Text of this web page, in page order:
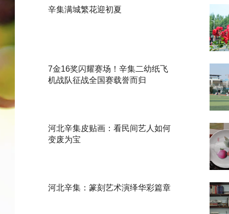
辛集满城繁花迎初夏
7金16奖闪耀赛场！辛集二幼纸飞
机战队征战全国赛载誉而归
河北辛集皮贴画：看民间艺人如何
变废为宝
河北辛集：篆刻艺术演绎华彩篇章